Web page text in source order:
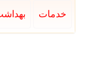
خدمات